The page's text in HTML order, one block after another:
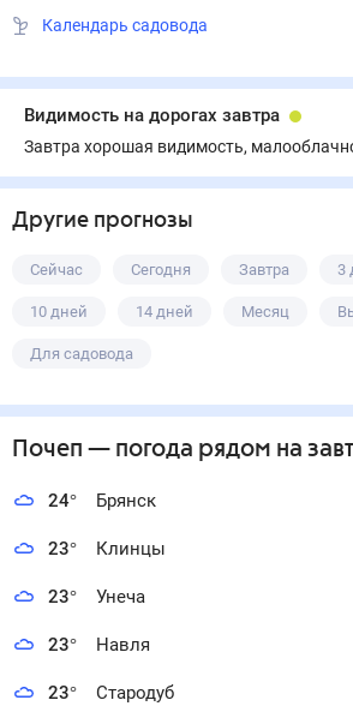
Календарь садовода
Видимость на дорогах завтра
Завтра хорошая видимость,
Другие прогнозы
Сейчас Сегодня Завтра 3
10 дней 14 дней Месяц
Для садовода
Почеп — погода рядом на
24° Брянск
23° Клинцы
23° Унеча
23° Навля
23° Стародуб